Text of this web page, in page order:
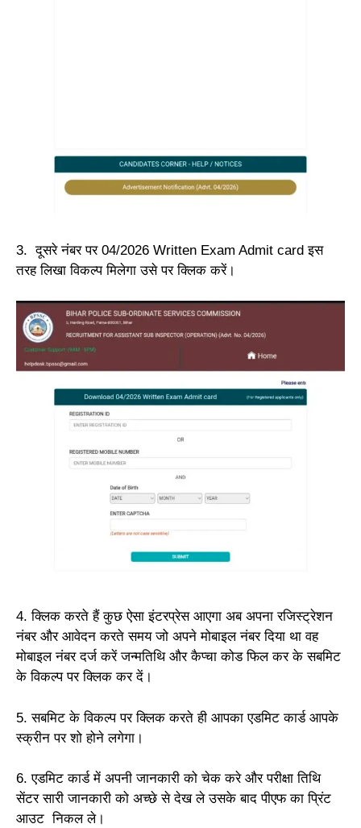
3. दूसरे नंबर पर 04/2026 Written Exam Admit card इस
तरह लिखा विकल्प मिलेगा उसे पर क्लिक करें।
4. क्लिक करते हैं कुछ ऐसा इंटरप्रेस आएगा अब अपना रजिस्ट्रेशन
नंबर और आवेदन करते समय जो अपने मोबाइल नंबर दिया था वह
मोबाइल नंबर दर्ज करें जन्मतिथि और कैप्चा कोड फिल कर के सबमिट
के विकल्प पर क्लिक कर दें।
5. सबमिट के विकल्प पर क्लिक करते ही आपका एडमिट कार्ड आपके
स्क्रीन पर शो होने लगेगा।
6. एडमिट कार्ड में अपनी जानकारी को चेक करे और परीक्षा तिथि
सेंटर सारी जानकारी को अच्छे से देख ले उसके बाद पीएफ का प्रिंट
आउट निकल ले।